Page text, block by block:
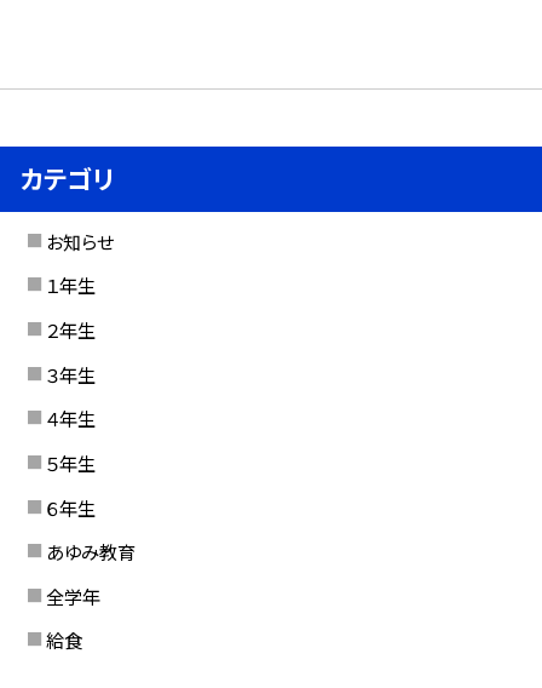
カテゴリ
お知らせ
１年生
２年生
３年生
４年生
５年生
６年生
あゆみ教育
全学年
給食